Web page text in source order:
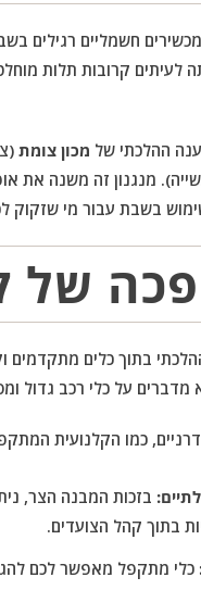
חשמליים רגילים
לעיתים קרובות תלות
ההלכתי של מכון צומת
מנגנון זה משנה את
בשבת עבור מי שזקוק
של
בתוך כלים
על כלי רכב גדול
כמו הקלנועית
בזכות המבנה הצר,
בתוך קהל הצועדים.
כלי מתקפל מאפשר לכם